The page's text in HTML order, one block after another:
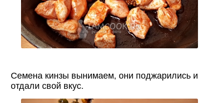
Семена кинзы вынимаем, они поджарились и
отдали свой вкус.